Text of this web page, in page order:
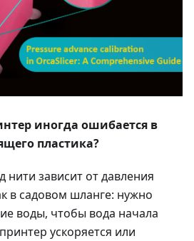
иногда ошибается в
пластика?
нити зависит от давления
в садовом шланге: нужно
воды, чтобы вода начала
ускоряется или